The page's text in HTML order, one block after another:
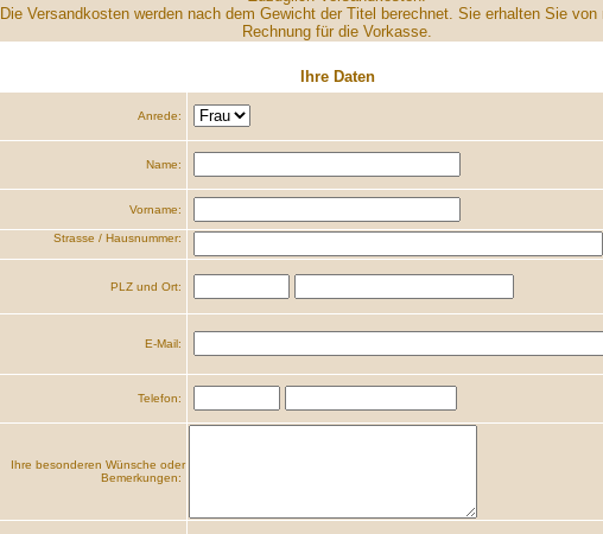
Die Versandkosten werden nach dem Gewicht der Titel berechnet. Sie erhalten Sie von
Rechnung für die Vorkasse.
Ihre Daten
Anrede:
Name:
Vorname:
Strasse / Hausnummer:
PLZ und Ort:
E-Mail:
Telefon:
Ihre besonderen Wünsche oder
Bemerkungen: